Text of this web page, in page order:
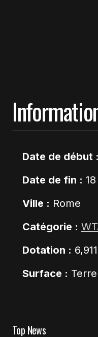
Date de début :
Date de fin :
Ville : Rome
Catégorie :
Dotation :
Surface :
Top News